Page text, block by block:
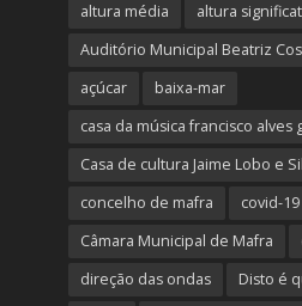
altura média altura
Auditório Municipal Beatriz
açúcar
baixa-mar
casa da música francisco alves
Casa de cultura Jaime Lobo e
concelho de mafra
covid-19
Câmara Municipal de Mafra
direção das ondas
Disto é